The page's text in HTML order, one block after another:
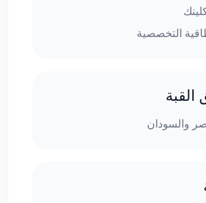
التخصصية
القبة
والسودان